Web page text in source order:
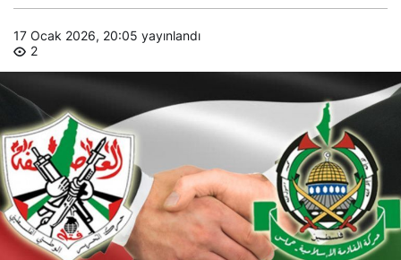
17 Ocak 2026, 20:05 yayınlandı
2